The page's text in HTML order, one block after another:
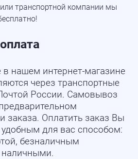
транспортной компании мы
в нашем интернет-магазине
через транспортные
России. Самовывоз
заказа. Оплатить заказ Вы
для вас способом:
безналичным